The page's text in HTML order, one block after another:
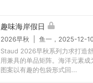
趣味海岸假日
2026早秋 | 鱼一，2025-12-
Staud 2026早秋系列力求打造
用兼具的单品矩阵。海洋元素
图案以有趣的包袋形式回...